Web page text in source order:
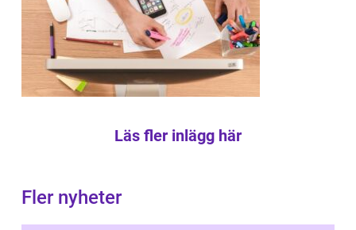
Läs fler inlägg här
Fler nyheter